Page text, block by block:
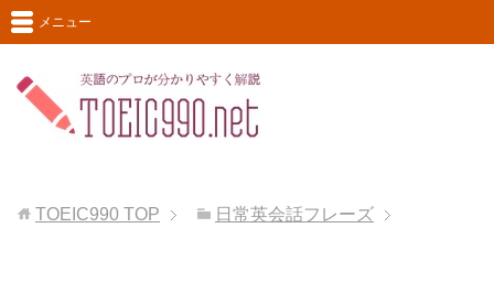
メニュー
TOEIC990 TOP 日常英会話フレーズ